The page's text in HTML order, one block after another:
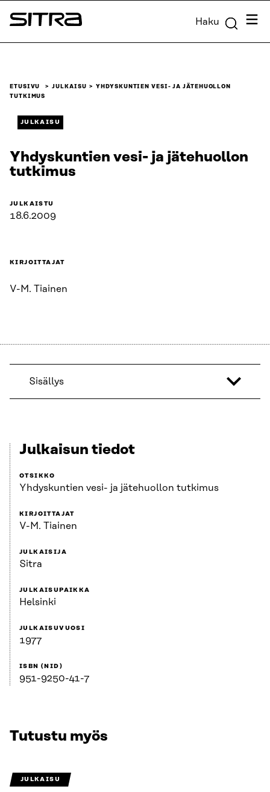
Siirry
suoraan
Sitra Haku
ETUSIVU JULKAISU
YHDYSKUNTIEN VESI- JA JÄTEHUOLLON
TUTKIMUS
JULKAISU
Yhdyskuntien vesi- ja jätehuollon
tutkimus
JULKAISTU
18.6.2009
KIRJOITTAJAT
V-M. Tiainen
Sisällys
Julkaisun tiedot
OTSIKKO
Yhdyskuntien vesi- ja jätehuollon tutkimus
KIRJOITTAJAT
V-M. Tiainen
JULKAISIJA
Sitra
JULKAISUPAIKKA
Helsinki
JULKAISUVUOSI
1977
ISBN (NID)
951-9250-41-7
Tutustu myös
JULKAISU